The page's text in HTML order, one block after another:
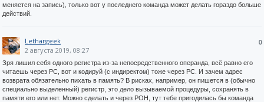
меняется на запись), только вот у последнего команда может делать гораздо больше
действий.
0
Lethargeek
2 августа 2019, 08:27
Зря лишил себя одного регистра из-за непосредственного операнда, всё равно его
читаешь через PC, вот и кодируй (с индиректом) тоже через PC. И зачем адрес
возврата обязательно пихать в память? В рисках, например, он пишется в (обычно
специально выделенный) регистр, это дело вызываемой процедуры, сохранять в
памяти его или нет. Можно сделать и через РОН, тут тебе пригодилась бы команда